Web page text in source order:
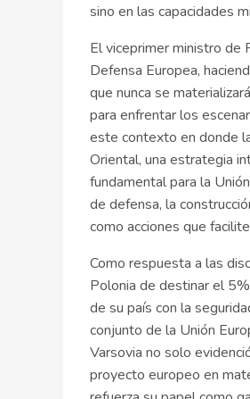
sino en las capacidades
El viceprimer ministro de
Defensa Europea,
que nunca se
para enfrentar los
este contexto en donde
Oriental, una estrategia
fundamental para la
de defensa, la
como acciones que
Como respuesta a las
Polonia de destinar el
de su país con la
conjunto de la Unión
Varsovia no solo
proyecto europeo en